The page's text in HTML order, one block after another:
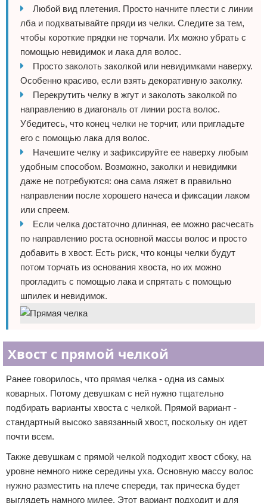
Любой вид плетения. Просто начните плести с линии
лба и подхватывайте пряди из челки. Следите за тем,
чтобы короткие прядки не торчали. Их можно убрать с
помощью невидимок и лака для волос.
Просто заколоть заколкой или невидимками наверху.
Особенно красиво, если взять декоративную заколку.
Перекрутить челку в жгут и заколоть заколкой по
направлению в диагональ от линии роста волос.
Убедитесь, что конец челки не торчит, или пригладьте
его с помощью лака для волос.
Начешите челку и зафиксируйте ее наверху любым
удобным способом. Возможно, заколки и невидимки
даже не потребуются: она сама ляжет в правильно
направлении после хорошего начеса и фиксации лаком
или спреем.
Если челка достаточно длинная, ее можно расчесать
по направлению роста основной массы волос и просто
добавить в хвост. Есть риск, что концы челки будут
потом торчать из основания хвоста, но их можно
прогладить с помощью лака и спрятать с помощью
шпилек и невидимок.
Хвост с прямой челкой
Ранее говорилось, что прямая челка - одна из самых
коварных. Потому девушкам с ней нужно тщательно
подбирать варианты хвоста с челкой. Прямой вариант -
стандартный высоко завязанный хвост, поскольку он идет
почти всем.
Также девушкам с прямой челкой подходит хвост сбоку, на
уровне немного ниже середины уха. Основную массу волос
нужно разместить на плече спереди, так прическа будет
выглядеть намного милее. Этот вариант подходит и для